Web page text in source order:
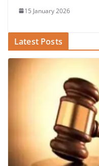
15 January 2026
Latest Posts